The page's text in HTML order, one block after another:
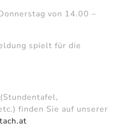
von 14.00 –
spielt für die
finden Sie auf unserer